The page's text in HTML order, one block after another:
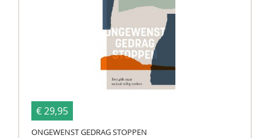
€ 29,95
ONGEWENST GEDRAG STOPPEN